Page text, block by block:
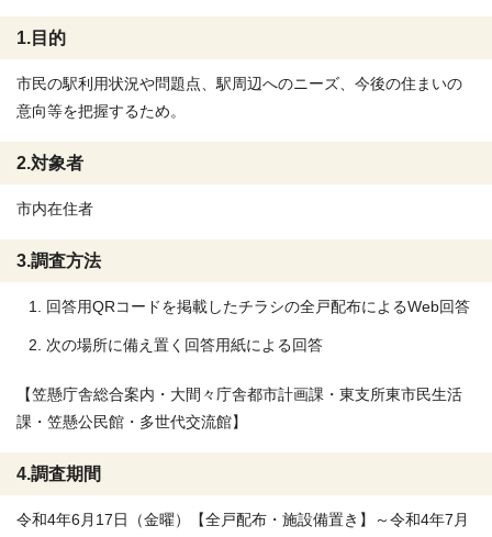
1.目的
市民の駅利用状況や問題点、駅周辺へのニーズ、今後の住まいの
意向等を把握するため。
2.対象者
市内在住者
3.調査方法
回答用QRコードを掲載したチラシの全戸配布によるWeb回答
次の場所に備え置く回答用紙による回答
【笠懸庁舎総合案内・大間々庁舎都市計画課・東支所東市民生活
課・笠懸公民館・多世代交流館】
4.調査期間
令和4年6月17日（金曜）【全戸配布・施設備置き】～令和4年7月